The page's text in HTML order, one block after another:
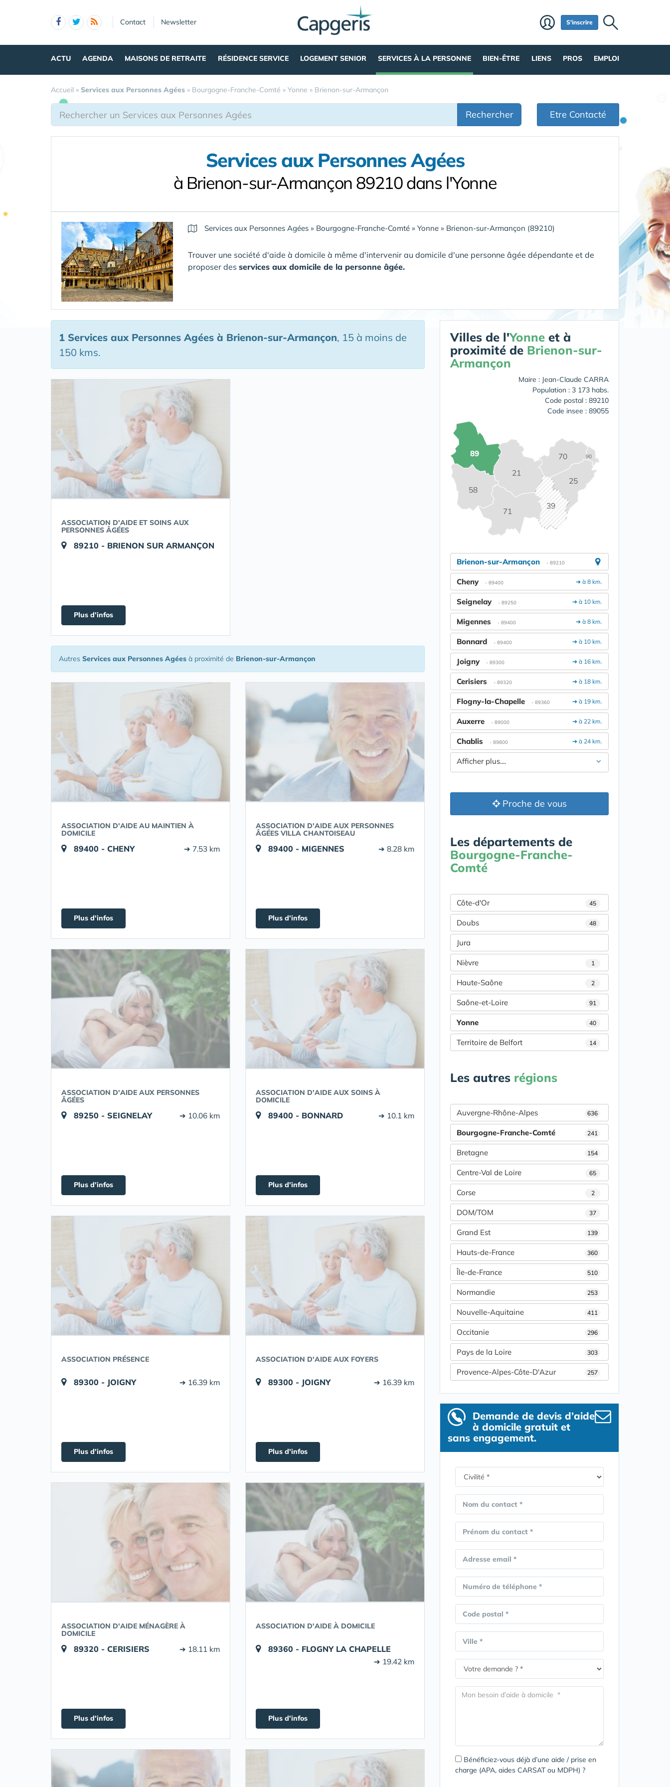
Contact Newsletter S'inscrire
ACTU AGENDA MAISONS DE RETRAITE RÉSIDENCE SERVICE LOGEMENT SENIOR SERVICES À LA PERSONNE BIEN-ÊTRE LIENS PROS EMPLOI
Accueil » Services aux Personnes Agées » Bourgogne-Franche-Comté » Yonne » Brienon-sur-Armançon
Rechercher Etre Contacté
Services aux Personnes Agées
à Brienon-sur-Armançon 89210 dans l'Yonne
Services aux Personnes Agées » Bourgogne-Franche-Comté » Yonne » Brienon-sur-Armançon (89210)
Trouver une société d'aide à domicile à même d'intervenir au domicile d'une personne âgée dépendante et de
proposer des services aux domicile de la personne âgée.
1 Services aux Personnes Agées à Brienon-sur-Armançon, 15 à moins de
150 kms.
ASSOCIATION D'AIDE ET SOINS AUX
PERSONNES ÂGÉES
89210 - BRIENON SUR ARMANÇON
Plus d'infos
Autres Services aux Personnes Agées à proximité de Brienon-sur-Armançon
ASSOCIATION D'AIDE AU MAINTIEN À
DOMICILE
89400 - CHENY ➔ 7.53 km
Plus d'infos
ASSOCIATION D'AIDE AUX PERSONNES
ÂGÉES VILLA CHANTOISEAU
89400 - MIGENNES ➔ 8.28 km
Plus d'infos
ASSOCIATION D'AIDE AUX PERSONNES
ÂGÉES
89250 - SEIGNELAY ➔ 10.06 km
Plus d'infos
ASSOCIATION D'AIDE AUX SOINS À
DOMICILE
89400 - BONNARD ➔ 10.1 km
Plus d'infos
ASSOCIATION PRÉSENCE
89300 - JOIGNY ➔ 16.39 km
Plus d'infos
ASSOCIATION D'AIDE AUX FOYERS
89300 - JOIGNY ➔ 16.39 km
Plus d'infos
ASSOCIATION D'AIDE MÉNAGÈRE À
DOMICILE
89320 - CERISIERS ➔ 18.11 km
Plus d'infos
ASSOCIATION D'AIDE À DOMICILE
89360 - FLOGNY LA CHAPELLE
➔ 19.42 km
Plus d'infos
Villes de l'Yonne et à
proximité de Brienon-sur-
Armançon
Maire : Jean-Claude CARRA
Population : 3 173 habs.
Code postal : 89210
Code insee : 89055
21
25
39
58
70
71
89 90
Brienon-sur-Armançon - 89210
➔ à 8 km.
Cheny - 89400
➔ à 10 km.
Seignelay - 89250
➔ à 8 km.
Migennes - 89400
➔ à 10 km.
Bonnard - 89400
➔ à 16 km.
Joigny - 89300
➔ à 18 km.
Cerisiers - 89320
➔ à 19 km.
Flogny-la-Chapelle - 89360
➔ à 22 km.
Auxerre - 89000
➔ à 24 km.
Chablis - 89800
Afficher plus....
Proche de vous
Les départements de
Bourgogne-Franche-
Comté
Côte-d'Or 45
Doubs 48
Jura
Nièvre 1
Haute-Saône 2
Saône-et-Loire 91
Yonne 40
Territoire de Belfort 14
Les autres régions
Auvergne-Rhône-Alpes 636
Bourgogne-Franche-Comté 241
Bretagne 154
Centre-Val de Loire 65
Corse 2
DOM/TOM 37
Grand Est 139
Hauts-de-France 360
Île-de-France 510
Normandie 253
Nouvelle-Aquitaine 411
Occitanie 296
Pays de la Loire 303
Provence-Alpes-Côte-D'Azur 257
Demande de devis d’aide
à domicile gratuit et
sans engagement.
Nom du contact *
Prénom du contact *
Adresse email *
Numéro de téléphone *
Code postal *
Ville *
Bénéficiez-vous déjà d’une aide / prise en
charge (APA, aides CARSAT ou MDPH) ?